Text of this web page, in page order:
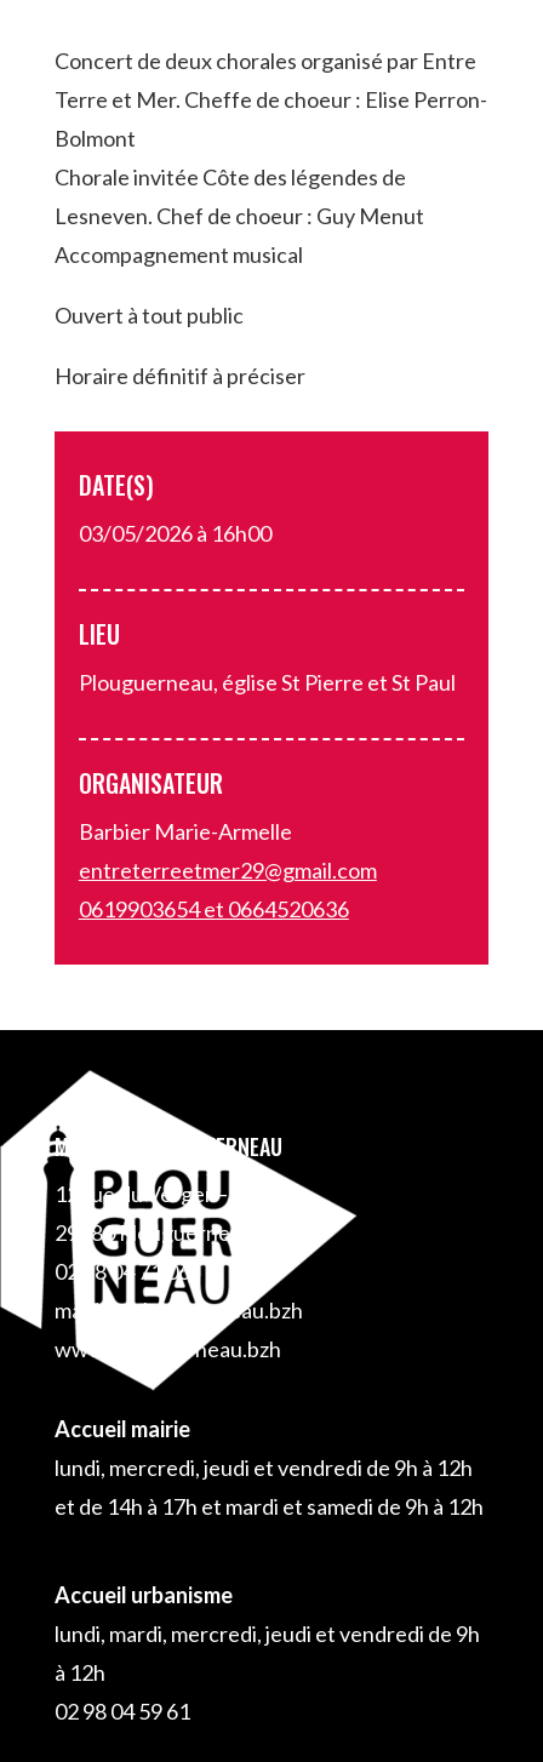
Concert de deux chorales organisé par Entre
Terre et Mer. Cheffe de choeur : Elise Perron-
Bolmont
Chorale invitée Côte des légendes de
Lesneven. Chef de choeur : Guy Menut
Accompagnement musical
Ouvert à tout public
Horaire définitif à préciser
DATE(S)
03/05/2026 à 16h00
LIEU
Plouguerneau, église St Pierre et St Paul
ORGANISATEUR
Barbier Marie-Armelle
entreterreetmer29@gmail.com
0619903654 et 0664520636
MAIRIE DE PLOUGUERNEAU
12 rue du Verger – BP 1
29880 Plouguerneau
02 98 04 71 06
mairie@plouguerneau.bzh
www.plouguerneau.bzh
Accueil mairie
lundi, mercredi, jeudi et vendredi de 9h à 12h
et de 14h à 17h et mardi et samedi de 9h à 12h
Accueil urbanisme
lundi, mardi, mercredi, jeudi et vendredi de 9h
à 12h
02 98 04 59 61